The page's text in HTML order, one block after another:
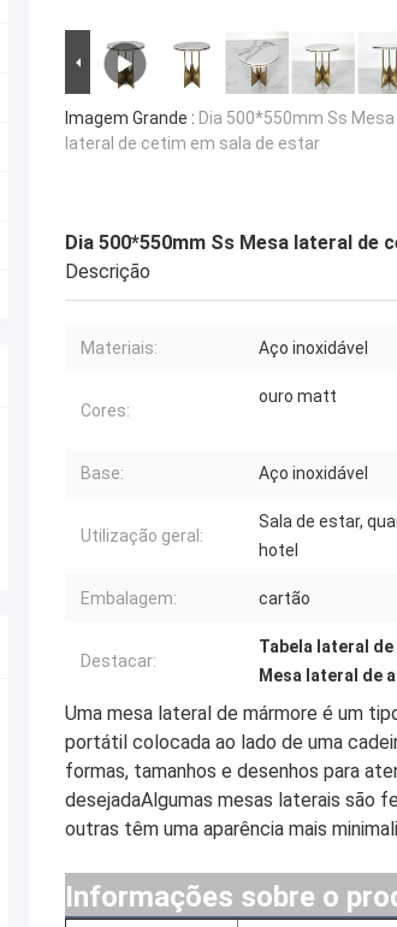
Imagem Grande : Dia 500*550mm Ss Mesa
lateral de cetim em sala de estar
Dia 500*550mm Ss Mesa lateral de
Descrição
Materiais: Aço inoxidável
Cores:
ouro matt
Base: Aço inoxidável
Utilização geral:
Sala de estar,
hotel
Embalagem: cartão
Destacar:
Tabela lateral de
Mesa lateral de
Uma mesa lateral de mármore é um
portátil colocada ao lado de uma
formas, tamanhos e desenhos para
desejadaAlgumas mesas laterais são
outras têm uma aparência mais
Informações sobre o